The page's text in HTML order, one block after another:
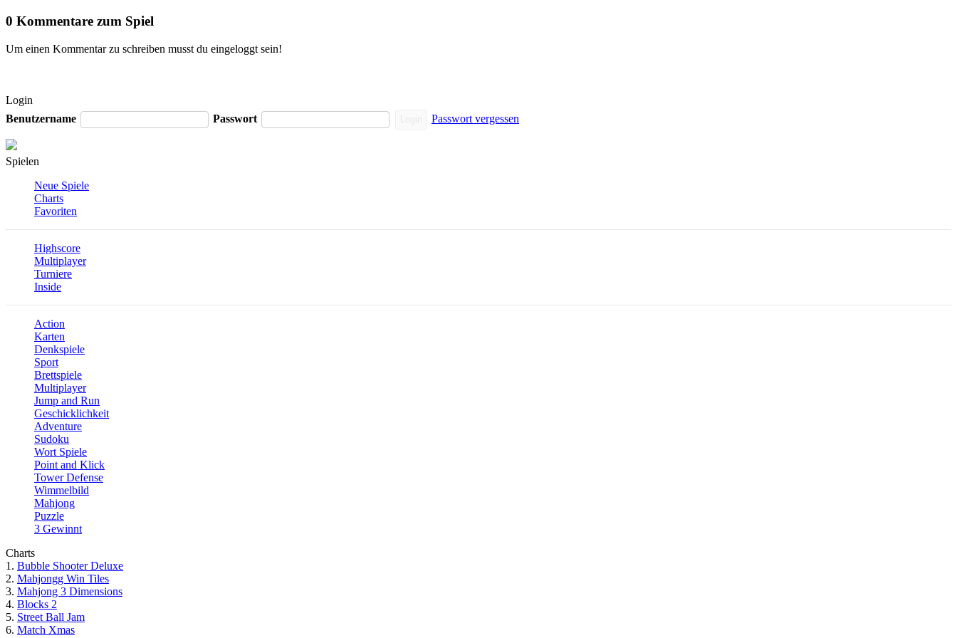
0 Kommentare zum Spiel
Um einen Kommentar zu schreiben musst du eingeloggt sein!
Login
Benutzername
Passwort Passwort vergessen
Spielen
Neue Spiele
Charts
Favoriten
Highscore
Multiplayer
Turniere
Inside
Action
Karten
Denkspiele
Sport
Brettspiele
Multiplayer
Jump and Run
Geschicklichkeit
Adventure
Sudoku
Wort Spiele
Point and Klick
Tower Defense
Wimmelbild
Mahjong
Puzzle
3 Gewinnt
Charts
1. Bubble Shooter Deluxe
2. Mahjongg Win Tiles
3. Mahjong 3 Dimensions
4. Blocks 2
5. Street Ball Jam
6. Match Xmas